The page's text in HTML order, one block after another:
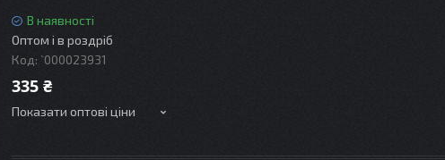
В наявності
Оптом і в роздріб
Код: `000023931
335 ₴
Показати оптові ціни